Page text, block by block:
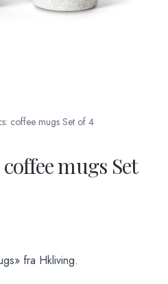
coffee mugs Set of 4
mugs Set
fra Hkliving.